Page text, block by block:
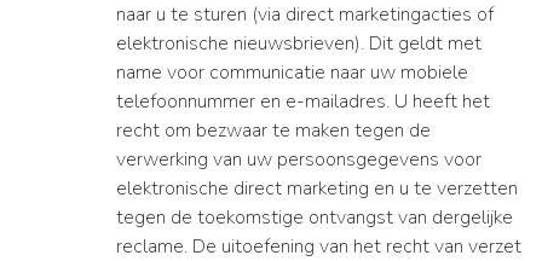
naar u te sturen (via direct marketingacties of
elektronische nieuwsbrieven). Dit geldt met
name voor communicatie naar uw mobiele
telefoonnummer en e-mailadres. U heeft het
recht om bezwaar te maken tegen de
verwerking van uw persoonsgegevens voor
elektronische direct marketing en u te verzetten
tegen de toekomstige ontvangst van dergelijke
reclame. De uitoefening van het recht van verzet